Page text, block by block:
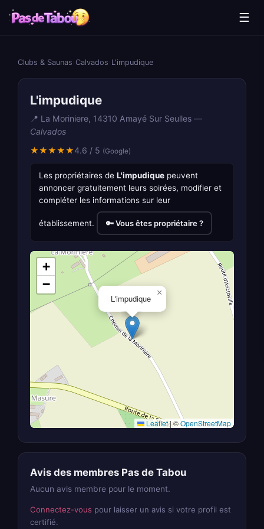
☰
Clubs & Saunas Calvados L'impudique
L'impudique
📍 La Moriniere, 14310 Amayé Sur Seulles —
Calvados
★★★★★4.6 / 5 (Google)
Les propriétaires de L'impudique peuvent
annoncer gratuitement leurs soirées, modifier et
compléter les informations sur leur
établissement. 🔑 Vous êtes propriétaire ?
L'impudique
×
+
−
Leaflet|©OpenStreetMap
Avis des membres Pas de Tabou
Aucun avis membre pour le moment.
Connectez-vous pour laisser un avis si votre profil est
certifié.